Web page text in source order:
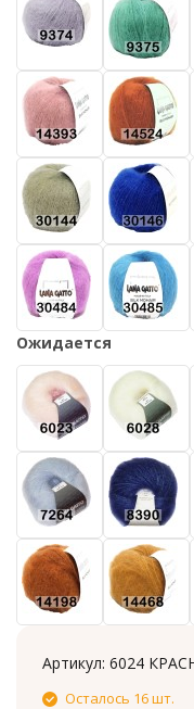
Ожидается
Артикул: 6024
Осталось 16 шт.